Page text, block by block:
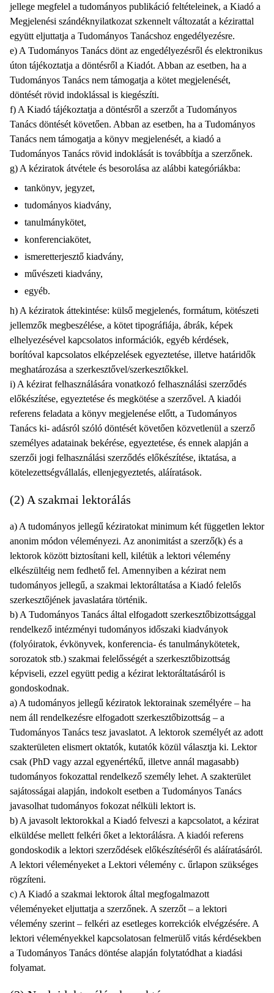
jellege megfelel a tudományos publikáció feltételeinek, a Kiadó a
Megjelenési szándéknyilatkozat szkennelt változatát a kézirattal
együtt eljuttatja a Tudományos Tanácshoz engedélyezésre.
e) A Tudományos Tanács dönt az engedélyezésről és elektronikus
úton tájékoztatja a döntésről a Kiadót. Abban az esetben, ha a
Tudományos Tanács nem támogatja a kötet megjelenését,
döntését rövid indoklással is kiegészíti.
f) A Kiadó tájékoztatja a döntésről a szerzőt a Tudományos
Tanács döntését követően. Abban az esetben, ha a Tudományos
Tanács nem támogatja a könyv megjelenését, a kiadó a
Tudományos Tanács rövid indoklását is továbbítja a szerzőnek.
g) A kéziratok átvétele és besorolása az alábbi kategóriákba:
tankönyv, jegyzet,
tudományos kiadvány,
tanulmánykötet,
konferenciakötet,
ismeretterjesztő kiadvány,
művészeti kiadvány,
egyéb.
h) A kéziratok áttekintése: külső megjelenés, formátum, kötészeti
jellemzők megbeszélése, a kötet tipográfiája, ábrák, képek
elhelyezésével kapcsolatos információk, egyéb kérdések,
borítóval kapcsolatos elképzelések egyeztetése, illetve határidők
meghatározása a szerkesztővel/szerkesztőkkel.
i) A kézirat felhasználására vonatkozó felhasználási szerződés
előkészítése, egyeztetése és megkötése a szerzővel. A kiadói
referens feladata a könyv megjelenése előtt, a Tudományos
Tanács ki- adásról szóló döntését követően közvetlenül a szerző
személyes adatainak bekérése, egyeztetése, és ennek alapján a
szerzői jogi felhasználási szerződés előkészítése, iktatása, a
kötelezettségvállalás, ellenjegyeztetés, aláíratások.
(2) A szakmai lektorálás
a) A tudományos jellegű kéziratokat minimum két független lektor
anonim módon véleményezi. Az anonimitást a szerző(k) és a
lektorok között biztosítani kell, kilétük a lektori vélemény
elkészültéig nem fedhető fel. Amennyiben a kézirat nem
tudományos jellegű, a szakmai lektoráltatása a Kiadó felelős
szerkesztőjének javaslatára történik.
b) A Tudományos Tanács által elfogadott szerkesztőbizottsággal
rendelkező intézményi tudományos időszaki kiadványok
(folyóiratok, évkönyvek, konferencia- és tanulmánykötetek,
sorozatok stb.) szakmai felelősségét a szerkesztőbizottság
képviseli, ezzel együtt pedig a kézirat lektoráltatásáról is
gondoskodnak.
a) A tudományos jellegű kéziratok lektorainak személyére – ha
nem áll rendelkezésre elfogadott szerkesztőbizottság – a
Tudományos Tanács tesz javaslatot. A lektorok személyét az adott
szakterületen elismert oktatók, kutatók közül választja ki. Lektor
csak (PhD vagy azzal egyenértékű, illetve annál magasabb)
tudományos fokozattal rendelkező személy lehet. A szakterület
sajátosságai alapján, indokolt esetben a Tudományos Tanács
javasolhat tudományos fokozat nélküli lektort is.
b) A javasolt lektorokkal a Kiadó felveszi a kapcsolatot, a kézirat
elküldése mellett felkéri őket a lektorálásra. A kiadói referens
gondoskodik a lektori szerződések előkészítéséről és aláíratásáról.
A lektori véleményeket a Lektori vélemény c. űrlapon szükséges
rögzíteni.
c) A Kiadó a szakmai lektorok által megfogalmazott
véleményeket eljuttatja a szerzőnek. A szerzőt – a lektori
vélemény szerint – felkéri az esetleges korrekciók elvégzésére. A
lektori véleményekkel kapcsolatosan felmerülő vitás kérdésekben
a Tudományos Tanács döntése alapján folytatódhat a kiadási
folyamat.